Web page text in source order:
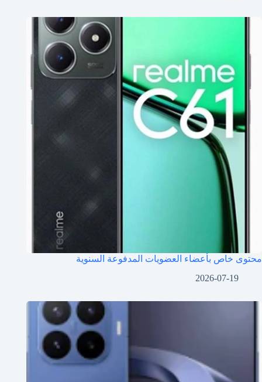
محتوى خاص بأعضاء العضويات المدفوعة السنوية
2026-07-19